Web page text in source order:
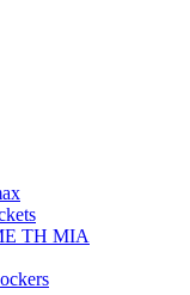
ΤΗ ΜΙΑ